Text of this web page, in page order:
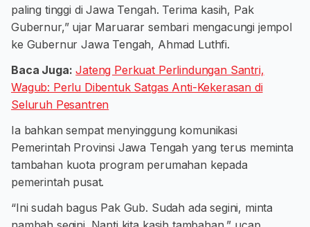
paling tinggi di Jawa Tengah. Terima kasih, Pak
Gubernur,” ujar Maruarar sembari mengacungi jempol
ke Gubernur Jawa Tengah, Ahmad Luthfi.
Baca Juga: Jateng Perkuat Perlindungan Santri,
Wagub: Perlu Dibentuk Satgas Anti-Kekerasan di
Seluruh Pesantren
Ia bahkan sempat menyinggung komunikasi
Pemerintah Provinsi Jawa Tengah yang terus meminta
tambahan kuota program perumahan kepada
pemerintah pusat.
“Ini sudah bagus Pak Gub. Sudah ada segini, minta